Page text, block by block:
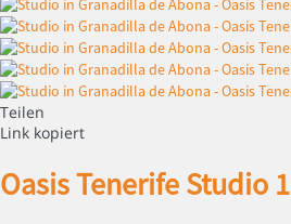
Teilen
Link kopiert
Oasis Tenerife Studio 1